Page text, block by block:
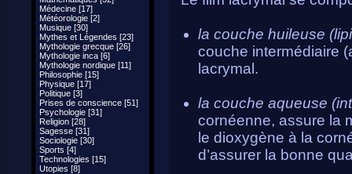
Médecine [17]
Météorologie [2]
Musique [30]
Mythes et Légendes [23]
Mythologie grecque [26]
Mythologie inca [6]
Mythologie nordique [11]
Philosophie [15]
Physique [17]
Politique [3]
Prises de conscience [51]
Psychologie [31]
Religion [28]
Sagesse [31]
Sociologie [30]
Sports [4]
Technologies [15]
Utopies [8]
la couche huileuse
couche intermédiaire
lacrymal.
la couche aqueuse
cornéenne, assure la
le dioxygène à la
d’assurer la bonne